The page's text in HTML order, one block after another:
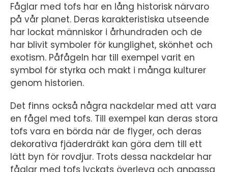
Fåglar med tofs har en lång historisk närvaro
på vår planet. Deras karakteristiska utseende
har lockat människor i århundraden och de
har blivit symboler för kunglighet, skönhet och
exotism. Påfågeln har till exempel varit en
symbol för styrka och makt i många kulturer
genom historien.
Det finns också några nackdelar med att vara
en fågel med tofs. Till exempel kan deras stora
tofs vara en börda när de flyger, och deras
dekorativa fjäderdräkt kan göra dem till ett
lätt byn för rovdjur. Trots dessa nackdelar har